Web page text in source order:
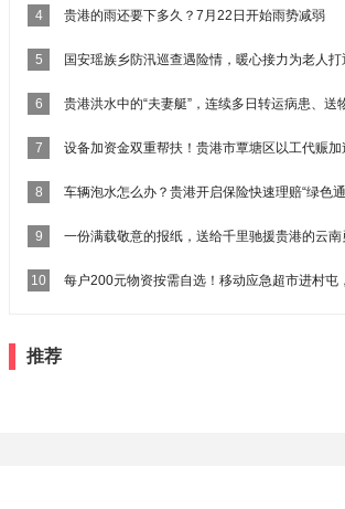
4 贵港的雨还要下多久？7月22日开始雨势减弱
5 国安瑶族乡防汛巡查遇险情，暖心接力为老人打
6 贵港洪水中的“夫妻艇”，连续多日转运病患、送
7 设备加资金双重帮扶！贵港市覃塘区以工代赈
8 车辆泡水怎么办？贵港开启保险快速理赔“绿色
9 一份满载敬意的报纸，送给千里驰援贵港的云南
10 每户200元物资按需自选！移动应急超市进村屯
推荐